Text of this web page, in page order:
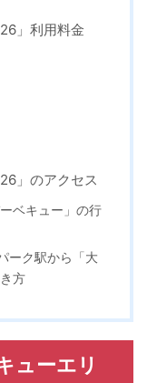
」利用料金
」のアクセス
ベキュー」の行
ーク駅から「大
方
ューエリ